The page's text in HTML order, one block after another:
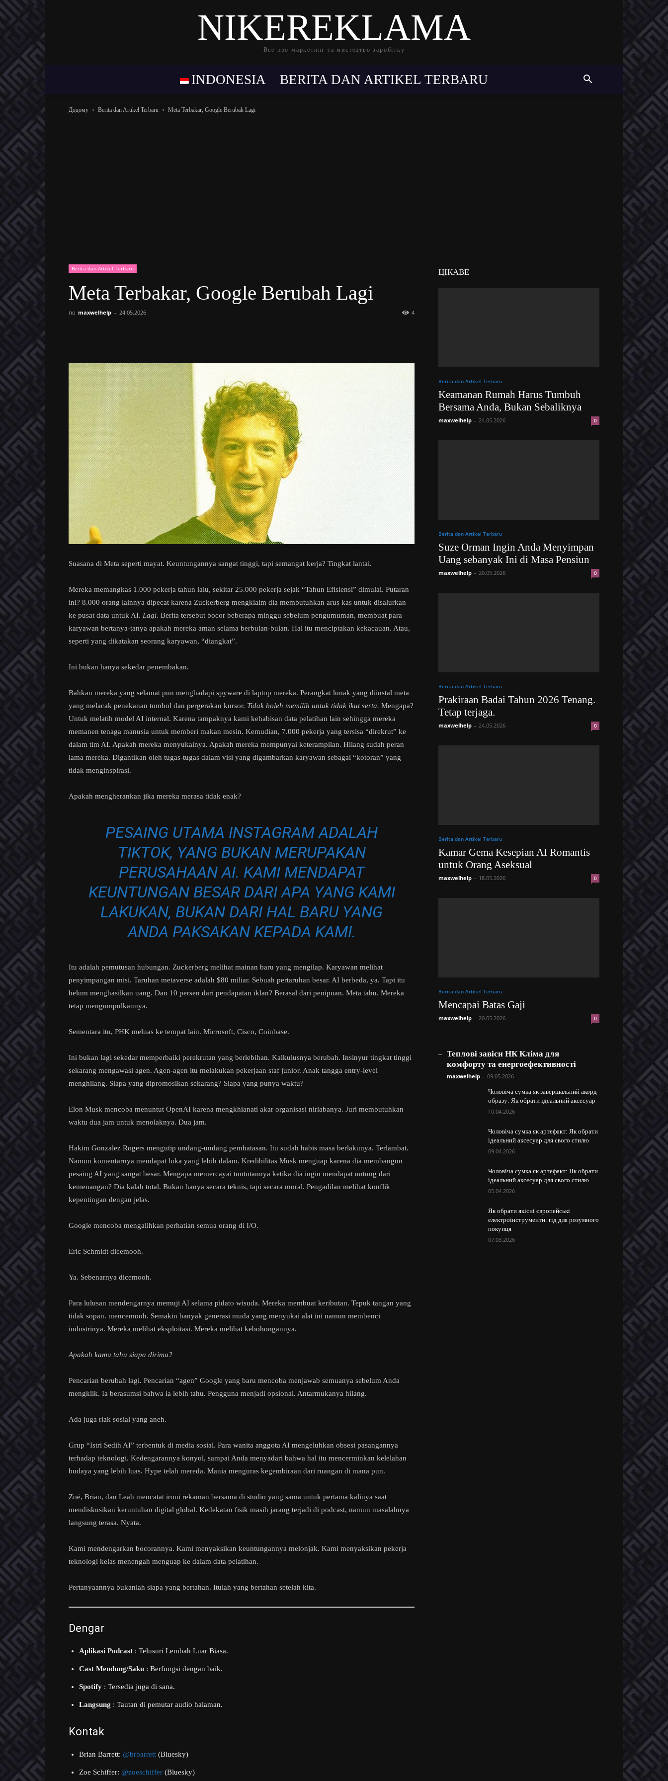
NIKEREKLAMA
Все про маркетинг та мистецтво заробітку
INDONESIA BERITA DAN ARTIKEL TERBARU
Додому Berita dan Artikel Terbaru Meta Terbakar, Google Berubah Lagi
Berita dan Artikel Terbaru
Meta Terbakar, Google Berubah Lagi
по maxwelhelp - 24.05.2026 4
Suasana di Meta seperti mayat. Keuntungannya sangat tinggi, tapi semangat kerja? Tingkat lantai.
Mereka memangkas 1.000 pekerja tahun lalu, sekitar 25.000 pekerja sejak “Tahun Efisiensi” dimulai. Putaran
ini? 8.000 orang lainnya dipecat karena Zuckerberg mengklaim dia membutuhkan arus kas untuk disalurkan
ke pusat data untuk AI. Lagi. Berita tersebut bocor beberapa minggu sebelum pengumuman, membuat para
karyawan bertanya-tanya apakah mereka aman selama berbulan-bulan. Hal itu menciptakan kekacauan. Atau,
seperti yang dikatakan seorang karyawan, “diangkat”.
Ini bukan hanya sekedar penembakan.
Bahkan mereka yang selamat pun menghadapi spyware di laptop mereka. Perangkat lunak yang diinstal meta
yang melacak penekanan tombol dan pergerakan kursor. Tidak boleh memilih untuk tidak ikut serta. Mengapa?
Untuk melatih model AI internal. Karena tampaknya kami kehabisan data pelatihan lain sehingga mereka
memanen tenaga manusia untuk memberi makan mesin. Kemudian, 7.000 pekerja yang tersisa “direkrut” ke
dalam tim AI. Apakah mereka menyukainya. Apakah mereka mempunyai keterampilan. Hilang sudah peran
lama mereka. Digantikan oleh tugas-tugas dalam visi yang digambarkan karyawan sebagai “kotoran” yang
tidak menginspirasi.
Apakah mengherankan jika mereka merasa tidak enak?
PESAING UTAMA INSTAGRAM ADALAH
TIKTOK, YANG BUKAN MERUPAKAN
PERUSAHAAN AI. KAMI MENDAPAT
KEUNTUNGAN BESAR DARI APA YANG KAMI
LAKUKAN, BUKAN DARI HAL BARU YANG
ANDA PAKSAKAN KEPADA KAMI.
Itu adalah pemutusan hubungan. Zuckerberg melihat mainan baru yang mengilap. Karyawan melihat
penyimpangan misi. Taruhan metaverse adalah $80 miliar. Sebuah pertaruhan besar. AI berbeda, ya. Tapi itu
belum menghasilkan uang. Dan 10 persen dari pendapatan iklan? Berasal dari penipuan. Meta tahu. Mereka
tetap mengumpulkannya.
Sementara itu, PHK meluas ke tempat lain. Microsoft, Cisco, Coinbase.
Ini bukan lagi sekedar memperbaiki perekrutan yang berlebihan. Kalkulusnya berubah. Insinyur tingkat tinggi
sekarang mengawasi agen. Agen-agen itu melakukan pekerjaan staf junior. Anak tangga entry-level
menghilang. Siapa yang dipromosikan sekarang? Siapa yang punya waktu?
Elon Musk mencoba menuntut OpenAI karena mengkhianati akar organisasi nirlabanya. Juri membutuhkan
waktu dua jam untuk menolaknya. Dua jam.
Hakim Gonzalez Rogers mengutip undang-undang pembatasan. Itu sudah habis masa berlakunya. Terlambat.
Namun komentarnya mendapat luka yang lebih dalam. Kredibilitas Musk menguap karena dia membangun
pesaing AI yang sangat besar. Mengapa memercayai tuntutannya ketika dia ingin mendapat untung dari
kemenangan? Dia kalah total. Bukan hanya secara teknis, tapi secara moral. Pengadilan melihat konflik
kepentingan dengan jelas.
Google mencoba mengalihkan perhatian semua orang di I/O.
Eric Schmidt dicemooh.
Ya. Sebenarnya dicemooh.
Para lulusan mendengarnya memuji AI selama pidato wisuda. Mereka membuat keributan. Tepuk tangan yang
tidak sopan. mencemooh. Semakin banyak generasi muda yang menyukai alat ini namun membenci
industrinya. Mereka melihat eksploitasi. Mereka melihat kebohongannya.
Apakah kamu tahu siapa dirimu?
Pencarian berubah lagi. Pencarian “agen” Google yang baru mencoba menjawab semuanya sebelum Anda
mengklik. Ia berasumsi bahwa ia lebih tahu. Pengguna menjadi opsional. Antarmukanya hilang.
Ada juga riak sosial yang aneh.
Grup “Istri Sedih AI” terbentuk di media sosial. Para wanita anggota AI mengeluhkan obsesi pasangannya
terhadap teknologi. Kedengarannya konyol, sampai Anda menyadari bahwa hal itu mencerminkan kelelahan
budaya yang lebih luas. Hype telah mereda. Mania menguras kegembiraan dari ruangan di mana pun.
Zoë, Brian, dan Leah mencatat ironi rekaman bersama di studio yang sama untuk pertama kalinya saat
mendiskusikan keruntuhan digital global. Kedekatan fisik masih jarang terjadi di podcast, namun masalahnya
langsung terasa. Nyata.
Kami mendengarkan bocorannya. Kami menyaksikan keuntungannya melonjak. Kami menyaksikan pekerja
teknologi kelas menengah menguap ke dalam data pelatihan.
Pertanyaannya bukanlah siapa yang bertahan. Itulah yang bertahan setelah kita.
Dengar
Aplikasi Podcast : Telusuri Lembah Luar Biasa.
Cast Mendung/Saku : Berfungsi dengan baik.
Spotify : Tersedia juga di sana.
Langsung : Tautan di pemutar audio halaman.
Kontak
Brian Barrett: @brbarrett (Bluesky)
Zoe Schiffer: @zoeschiffer (Bluesky)
ЦІКАВЕ
Berita dan Artikel Terbaru
Keamanan Rumah Harus Tumbuh
Bersama Anda, Bukan Sebaliknya
maxwelhelp - 24.05.2026 0
Berita dan Artikel Terbaru
Suze Orman Ingin Anda Menyimpan
Uang sebanyak Ini di Masa Pensiun
maxwelhelp - 20.05.2026 0
Berita dan Artikel Terbaru
Prakiraan Badai Tahun 2026 Tenang.
Tetap terjaga.
maxwelhelp - 24.05.2026 0
Berita dan Artikel Terbaru
Kamar Gema Kesepian AI Romantis
untuk Orang Aseksual
maxwelhelp - 18.05.2026 0
Berita dan Artikel Terbaru
Mencapai Batas Gaji
maxwelhelp - 20.05.2026 0
Теплові завіси НК Кліма для
комфорту та енергоефективності
maxwelhelp - 09.05.2026
Чоловіча сумка як завершальний акорд
образу: Як обрати ідеальний аксесуар
10.04.2026
Чоловіча сумка як артефакт: Як обрати
ідеальний аксесуар для свого стилю
09.04.2026
Чоловіча сумка як артефакт: Як обрати
ідеальний аксесуар для свого стилю
05.04.2026
Як обрати якісні європейські
електроінструменти: гід для розумного
покупця
07.03.2026